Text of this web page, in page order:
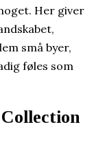
Her giver
små byer,
føles som